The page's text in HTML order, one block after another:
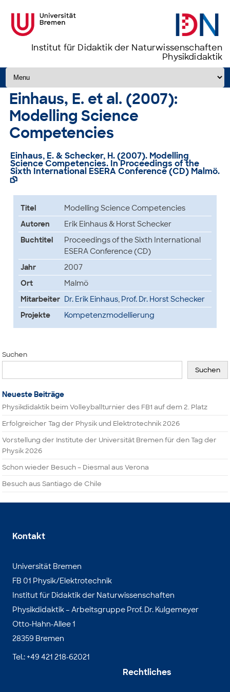
Institut für Didaktik der Naturwissenschaften
Physikdidaktik
Zum Inhalt springen
Einhaus, E. et al. (2007):
Modelling Science
Competencies
Einhaus, E. & Schecker, H. (2007). Modelling
Science Competencies. In Proceedings of the
Sixth International ESERA Conference (CD) Malmö.

Titel
Modelling Science Competencies
Autoren
Erik Einhaus & Horst Schecker
Buchtitel
Proceedings of the Sixth International
ESERA Conference (CD)
Jahr
2007
Ort
Malmö
Mitarbeiter Dr. Erik Einhaus, Prof. Dr. Horst Schecker
Projekte
Kompetenzmodellierung
Suchen
Suchen
Neueste Beiträge
Physikdidaktik beim Volleyballturnier des FB1 auf dem 2. Platz
Erfolgreicher Tag der Physik und Elektrotechnik 2026
Vorstellung der Institute der Universität Bremen für den Tag der
Physik 2026
Schon wieder Besuch – Diesmal aus Verona
Besuch aus Santiago de Chile
Kontakt
Universität Bremen
FB 01 Physik/Elektrotechnik
Institut für Didaktik der Naturwissenschaften
Physikdidaktik – Arbeitsgruppe Prof. Dr. Kulgemeyer
Otto-Hahn-Allee 1
28359 Bremen
Tel.: +49 421 218-62021
Rechtliches